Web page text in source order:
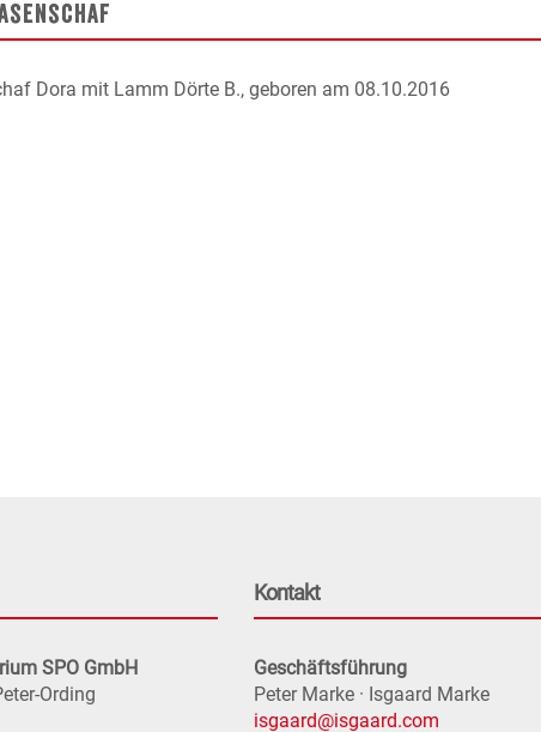
Dora mit Lamm Dörte B., geboren am 08.10.2016
SPO GmbH
Ording
Kontakt
Geschäftsführung
Peter Marke · Isgaard Marke
isgaard@isgaard.com